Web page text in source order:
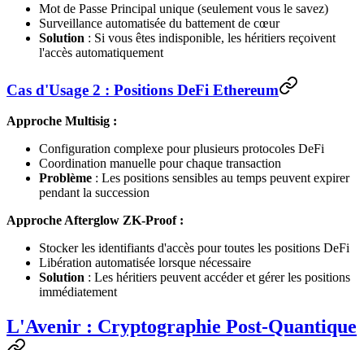
Mot de Passe Principal unique (seulement vous le savez)
Surveillance automatisée du battement de cœur
Solution : Si vous êtes indisponible, les héritiers reçoivent
l'accès automatiquement
Cas d'Usage 2 : Positions DeFi Ethereum
Approche Multisig :
Configuration complexe pour plusieurs protocoles DeFi
Coordination manuelle pour chaque transaction
Problème : Les positions sensibles au temps peuvent expirer
pendant la succession
Approche Afterglow ZK-Proof :
Stocker les identifiants d'accès pour toutes les positions DeFi
Libération automatisée lorsque nécessaire
Solution : Les héritiers peuvent accéder et gérer les positions
immédiatement
L'Avenir : Cryptographie Post-Quantique